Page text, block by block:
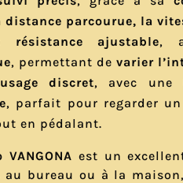
distance parcourue, la
résistance ajustable,
, permettant de varier
discret, avec une
, parfait pour regarder
en pédalant.
est un
au bureau ou à la